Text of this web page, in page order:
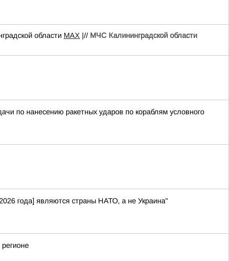
области MAX |// МЧС Калининградской области
по нанесению ракетных ударов по кораблям условного
года] являются страны НАТО, а не Украина"